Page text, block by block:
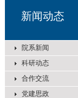
新闻动态
院系新闻
科研动态
合作交流
党建思政